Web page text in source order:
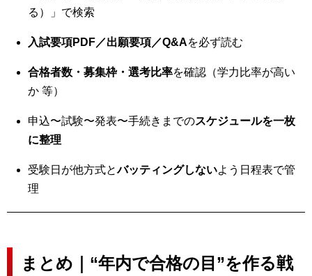
る）」で検索
入試要項PDF／出願要項／Q&Aを必ず読む
合格者数・募集枠・選考比率を確認（学力比率が高い
か 等）
申込〜試験〜発表〜手続きまでのスケジュールを一枚
に整理
受験日が他方式とバッティングしないよう日程表で管
理
まとめ｜“年内で合格の目”を作る戦